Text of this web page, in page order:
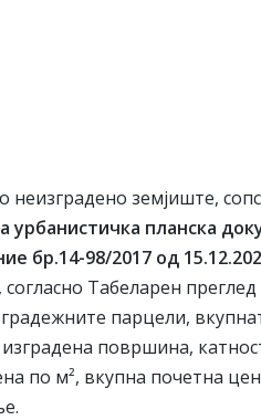
земјиште,
урбанистичка планска
бр.14-98/2017 од
, согласно Табеларен преглед
парцели,
површина,
по м², вкупна почетна